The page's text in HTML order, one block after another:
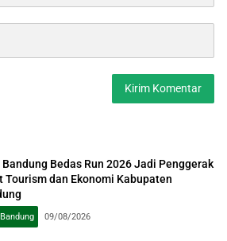
Bandung Bedas Run 2026 Jadi Penggerak
Tourism dan Ekonomi Kabupaten
09/08/2026